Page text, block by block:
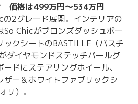
価格は499万円〜534万円
2グレード展開。インテリアの
So Chicがブロンズダッシュボー
ックシートのBASTILLE（バスチ
ダイヤモンドステッチパールグ
ドにステアリングホイール、
ザー＆ホワイトファブリックシ
リ）。